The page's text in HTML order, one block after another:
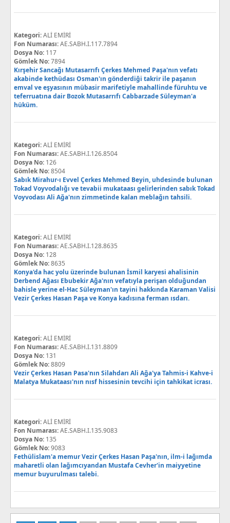
Kategori:ALİ EMİRİ
Fon Numarası:AE.SABH.I.117.7894
Dosya No: 117
Gömlek No:7894
Kırşehir Sancağı Mutasarrıfı Çerkes Mehmed Paşa'nın vefatı
akabinde kethüdası Osman'ın gönderdiği takrir ile paşanın
emval ve eşyasının mübasir marifetiyle mahallinde füruhtu ve
teferruatına dair Bozok Mutasarrıfı Cabbarzade Süleyman'a
hüküm.
Kategori:ALİ EMİRİ
Fon Numarası:AE.SABH.I.126.8504
Dosya No: 126
Gömlek No:8504
Sabık Mirahur-ı Evvel Çerkes Mehmed Beyin, uhdesinde bulunan
Tokad Voyvodalığı ve tevabii mukataası gelirlerinden sabık Tokad
Voyvodası Ali Ağa'nın zimmetinde kalan meblağın tahsili.
Kategori:ALİ EMİRİ
Fon Numarası:AE.SABH.I.128.8635
Dosya No: 128
Gömlek No:8635
Konya'da hac yolu üzerinde bulunan İsmil karyesi ahalisinin
Derbend Ağası Ebubekir Ağa'nın vefatıyla perişan olduğundan
bahisle yerine el-Hac Süleyman'ın tayini hakkında Karaman Valisi
Vezir Çerkes Hasan Paşa ve Konya kadısına ferman ısdarı.
Kategori:ALİ EMİRİ
Fon Numarası:AE.SABH.I.131.8809
Dosya No: 131
Gömlek No:8809
Vezir Çerkes Hasan Pasa'nın Silahdarı Ali Ağa'ya Tahmis-i Kahve-i
Malatya Mukataası'nın nısf hissesinin tevcihi için tahkikat icrası.
Kategori:ALİ EMİRİ
Fon Numarası:AE.SABH.I.135.9083
Dosya No: 135
Gömlek No:9083
Fethülislam'a memur Vezir Çerkes Hasan Paşa'nın, ilm-i lağımda
maharetli olan lağımcıyandan Mustafa Cevher'in maiyyetine
memur buyurulması talebi.